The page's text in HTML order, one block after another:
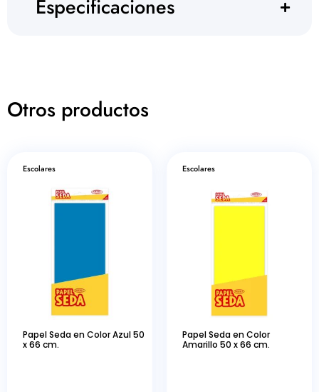
Especificaciones
Otros productos
Escolares
Papel Seda en Color Azul 50
x 66 cm.
Escolares
Papel Seda en Color
Amarillo 50 x 66 cm.